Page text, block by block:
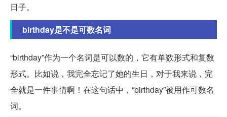
日子。
birthday是不是可数名词
“birthday”作为一个名词是可以数的，它有单数形式和复数
形式。比如说，我完全忘记了她的生日，对于我来说，完
全就是一件事情啊！在这句话中，“birthday”被用作可数名
词。